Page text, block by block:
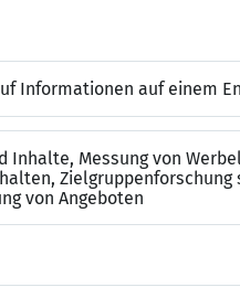
zeichnet Sie aus